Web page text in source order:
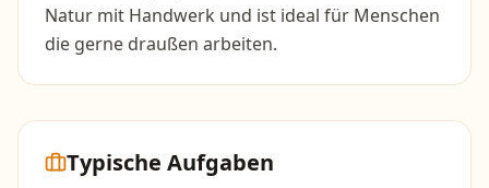
Natur mit Handwerk und ist ideal für Menschen
die gerne draußen arbeiten.
Typische Aufgaben